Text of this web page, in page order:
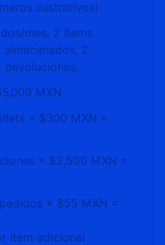
ilustrativos):
mes, 2 ítems
2
devoluciones.
MXN
× $300 MXN =
× $2,500 MXN =
× $55 MXN =
ítem adicional